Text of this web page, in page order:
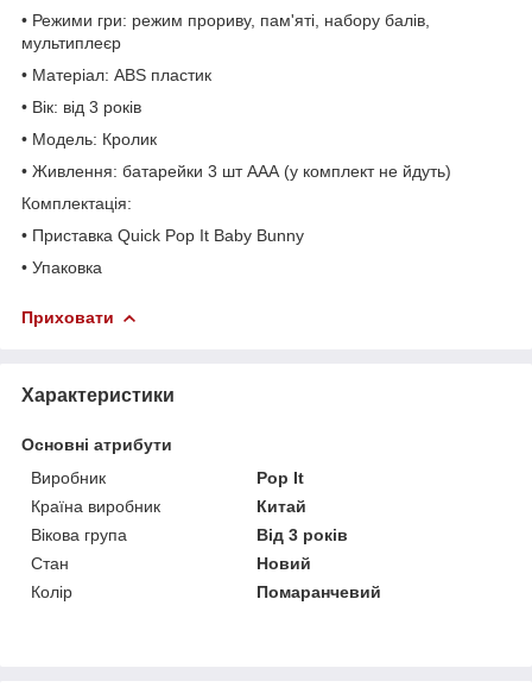
• Режими гри: режим прориву, пам'яті, набору балів,
мультиплеєр
• Матеріал: ABS пластик
• Вік: від 3 років
• Модель: Кролик
• Живлення: батарейки 3 шт ААА (у комплект не йдуть)
Комплектація:
• Приставка Quick Pop It Baby Bunny
• Упаковка
Приховати
Характеристики
Основні атрибути
Виробник
Pop It
Країна виробник
Китай
Вікова група
Від 3 років
Стан
Новий
Колір
Помаранчевий